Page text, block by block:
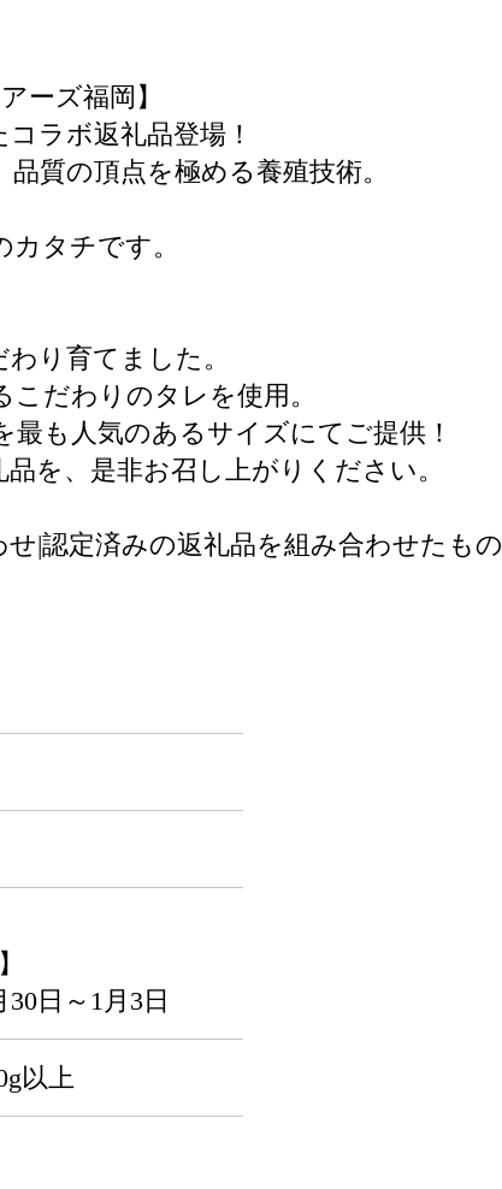
ーズ福岡】
ラボ返礼品登場！
質の頂点を極める養殖技術。
タチです。
り育てました。
だわりのタレを使用。
も人気のあるサイズにてご提供！
を、是非お召し上がりください。
|認定済みの返礼品を組み合わせたもの
日～1月3日
以上